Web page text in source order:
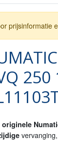
prijsinformatie
250
originele